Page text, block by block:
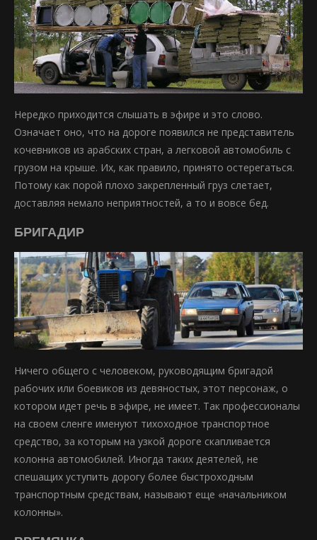
Нередко приходится слышать в эфире и это слово.
Означает оно, что на дороге появился не представитель
кочевников из арабских стран, а легковой автомобиль с
грузом на крыше. Их, как правило, принято остерегаться.
Потому как порой плохо закрепленный груз слетает,
доставляя немало неприятностей, а то и вовсе бед.
БРИГАДИР
Ничего общего с человеком, руководящим бригадой
рабочих или боевиков из девяностых, этот персонаж, о
котором идет речь в эфире, не имеет. Так профессионалы
на своем сленге именуют тихоходное транспортное
средство, за которым на узкой дороге скапливается
колонна автомобилей. Иногда таких деятелей, не
спешащих уступить дорогу более быстроходным
транспортным средствам, называют еще «начальником
колонны».